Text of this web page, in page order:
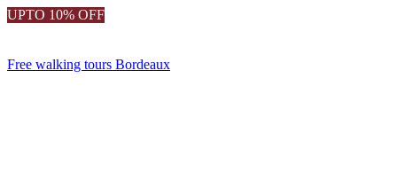
UPTO 10% OFF
Free walking tours Bordeaux